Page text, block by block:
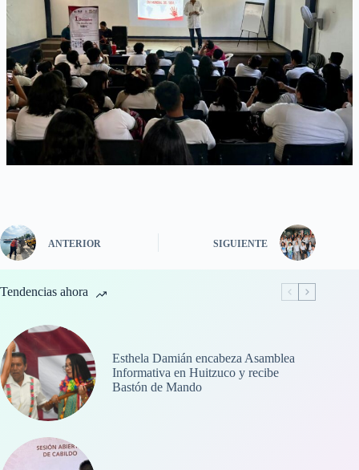
ANTERIOR SIGUIENTE
Tendencias ahora
Esthela Damián encabeza Asamblea
Informativa en Huitzuco y recibe
Bastón de Mando